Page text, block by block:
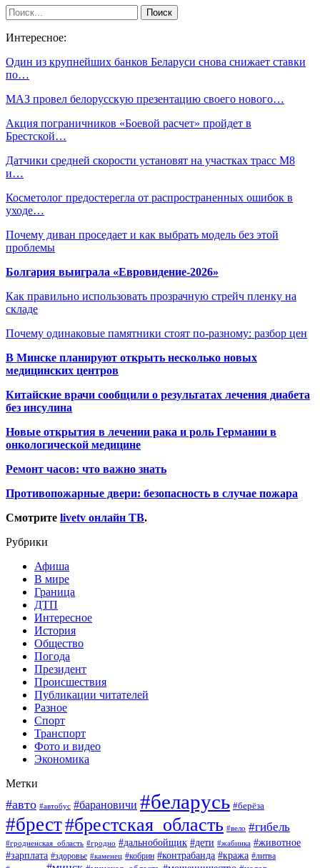
Интересное:
Один из крупнейших банков Беларуси снова снижает ставки
по…
МАЗ провел белорусскую презентацию своего нового…
Акция пограничников «Боевой расчет» пройдет в
Брестской…
Датчики средней скорости установят на участках трасс М8
и…
Косметолог предостерегла от распространенных ошибок в
уходе…
Почему диван проседает и как выбрать модель без этой
проблемы
Болгария выиграла «Евровидение-2026»
Как правильно использовать прозрачную стрейч пленку на
складе
Почему одинаковые памятники стоят по-разному: разбор цен
В Минске планируют открыть несколько новых
медицинских центров
Китайские врачи сообщили о результатах лечения диабета
без инсулина
Новые открытия в лечении рака и роль Германии в
онкологической медицине
Ремонт часов: что важно знать
Противопожарные двери: безопасность в случае пожара
Смотрите livetv онлайн ТВ.
Рубрики
Афиша
В мире
Граница
ДТП
Интересное
История
Общество
Погода
Президент
Происшествия
Публикации читателей
Разное
Спорт
Транспорт
Фото и видео
Экономика
Метки
#авто #автобус #барановичи #беларусь #берёза
#брест#брестская_область #вело #гибель
#гродненская_область #гродно #дальнобойщик #дети #жабинка #животное
#зарплата #здоровье #каменец #кобрин #контрабанда #кража #литва